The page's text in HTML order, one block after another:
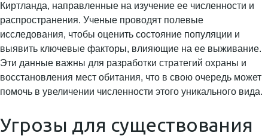
Киртланда, направленные на изучение ее численности и
распространения. Ученые проводят полевые
исследования, чтобы оценить состояние популяции и
выявить ключевые факторы, влияющие на ее выживание.
Эти данные важны для разработки стратегий охраны и
восстановления мест обитания, что в свою очередь может
помочь в увеличении численности этого уникального вида.
Угрозы для существования